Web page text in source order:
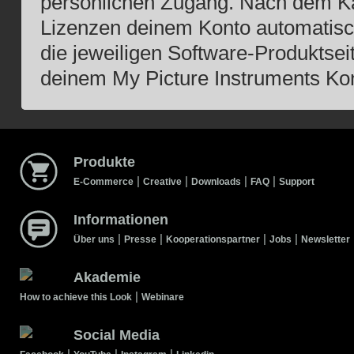
Lizenzen deinem Konto
die jeweiligen Software-
deinem My Picture Instruments
Produkte
E-Commerce | Creative | Downloads | FAQ | Support
Informationen
Über uns | Presse | Kooperationspartner | Jobs | Newsletter
Akademie
How to achieve this Look | Webinare
Social Media